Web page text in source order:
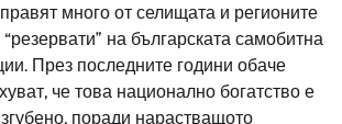
много от селищата и регионите
на българската самобитна
През последните години обаче
че това национално богатство е
поради нарастващото